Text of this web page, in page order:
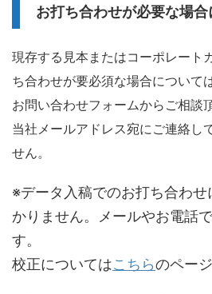
お打ち合わせが必要な場合
現存する見本またはコーポレート
ち合わせが要必須な場合について
お問い合わせフォームからご相談
当社メールアドレス宛にご連絡し
せん。
※データ入稿でのお打ち合わ
かりません。メールやお電話
す。
校正についてはこちらのペー